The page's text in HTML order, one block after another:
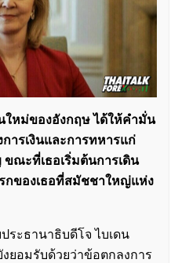
หม่ของอังกฤษ ได้ให้คำมั่น
ารเงินและการทหารแก่
ณะที่เธอเริ่มต้นการเดิน
กของเธอที่สมัชชาใหญ่แห่ง
ระธานาธิบดีโจ ไบเดน
ยอมรับด้วยว่าข้อตกลงการ